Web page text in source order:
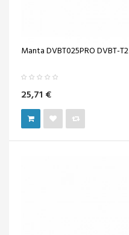
Manta DVBT025PRO DVBT-T2
25,71 €